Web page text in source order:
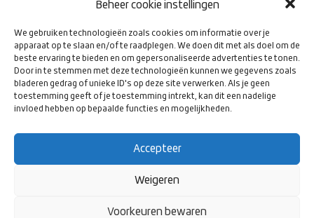
Beheer cookie instellingen
We gebruiken technologieën zoals cookies om informatie over je
apparaat op te slaan en/of te raadplegen. We doen dit met als doel om de
beste ervaring te bieden en om gepersonaliseerde advertenties te tonen.
Door in te stemmen met deze technologieën kunnen we gegevens zoals
bladeren gedrag of unieke ID's op deze site verwerken. Als je geen
toestemming geeft of je toestemming intrekt, kan dit een nadelige
invloed hebben op bepaalde functies en mogelijkheden.
Accepteer
Weigeren
Voorkeuren bewaren